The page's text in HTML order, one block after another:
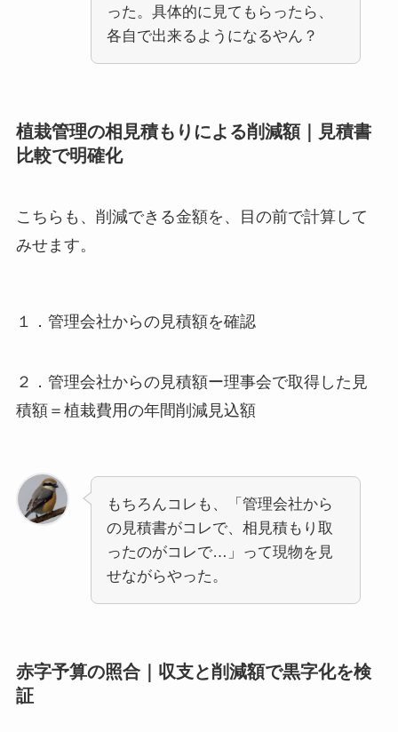
った。具体的に見てもらったら、
各自で出来るようになるやん？
植栽管理の相見積もりによる削減額｜見積書
比較で明確化
こちらも、削減できる金額を、目の前で計算して
みせます。
１．管理会社からの見積額を確認
２．管理会社からの見積額ー理事会で取得した見
積額＝植栽費用の年間削減見込額
もちろんコレも、「管理会社から
の見積書がコレで、相見積もり取
ったのがコレで…」って現物を見
せながらやった。
赤字予算の照合｜収支と削減額で黒字化を検
証